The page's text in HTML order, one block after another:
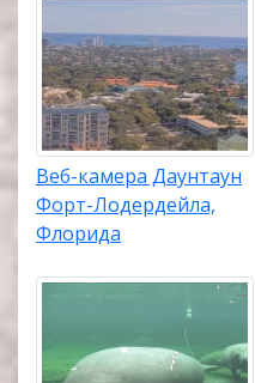
Веб-камера Даунтаун
Форт-Лодердейла,
Флорида